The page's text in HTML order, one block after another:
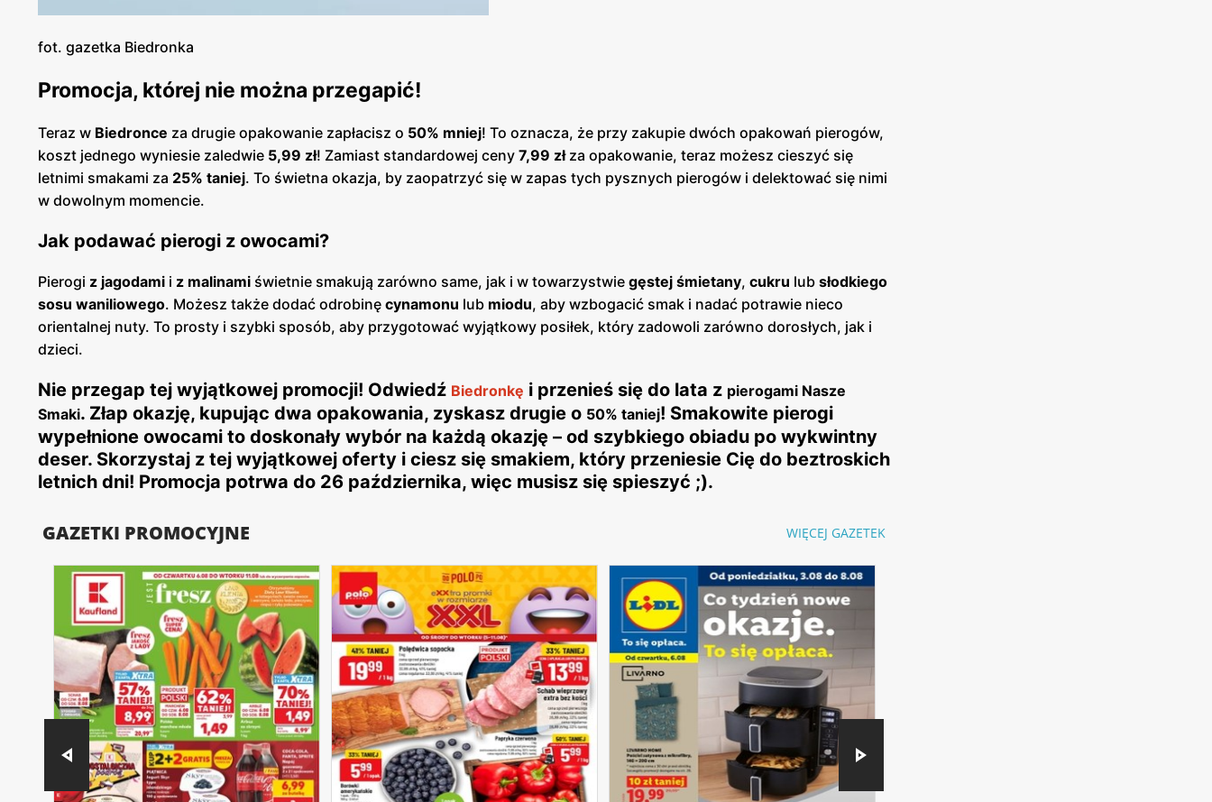
fot. gazetka Biedronka
Promocja, której nie można przegapić!
Teraz w Biedronce za drugie opakowanie zapłacisz o 50% mniej! To oznacza, że przy zakupie dwóch opakowań pierogów,
koszt jednego wyniesie zaledwie 5,99 zł! Zamiast standardowej ceny 7,99 złza opakowanie, teraz możesz cieszyć się
letnimi smakami za 25% taniej. To świetna okazja, by zaopatrzyć się w zapas tych pysznych pierogów i delektować się nimi
w dowolnym momencie.
Jak podawać pierogi z owocami?
Pierogi z jagodami i z malinami świetnie smakują zarówno same, jak i w towarzystwie gęstej śmietany, cukru lub słodkiego
sosu waniliowego. Możesz także dodać odrobinę cynamonu lub miodu, aby wzbogacić smak i nadać potrawie nieco
orientalnej nuty. To prosty i szybki sposób, aby przygotować wyjątkowy posiłek, który zadowoli zarówno dorosłych, jak i
dzieci.
Nie przegap tej wyjątkowej promocji! Odwiedź Biedronkę i przenieś się do lata z pierogami Nasze
Smaki. Złap okazję, kupując dwa opakowania, zyskasz drugie o 50% taniej! Smakowite pierogi
wypełnione owocami to doskonały wybór na każdą okazję – od szybkiego obiadu po wykwintny
deser. Skorzystaj z tej wyjątkowej oferty i ciesz się smakiem, który przeniesie Cię do beztroskich
letnich dni! Promocja potrwa do 26 października, więc musisz się spieszyć ;).